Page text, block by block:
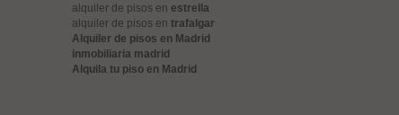
alquiler de pisos en estrella
alquiler de pisos en trafalgar
Alquiler de pisos en Madrid
inmobiliaria madrid
Alquila tu piso en Madrid